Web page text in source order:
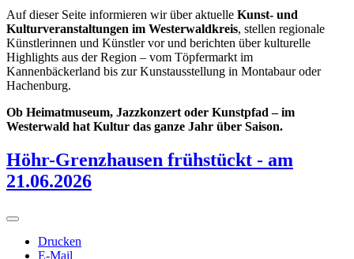
Auf dieser Seite informieren wir über aktuelle Kunst- und
Kulturveranstaltungen im Westerwaldkreis, stellen regionale
Künstlerinnen und Künstler vor und berichten über kulturelle
Highlights aus der Region – vom Töpfermarkt im
Kannenbäckerland bis zur Kunstausstellung in Montabaur oder
Hachenburg.
Ob Heimatmuseum, Jazzkonzert oder Kunstpfad – im
Westerwald hat Kultur das ganze Jahr über Saison.
Höhr-Grenzhausen frühstückt - am
21.06.2026
Drucken
E-Mail